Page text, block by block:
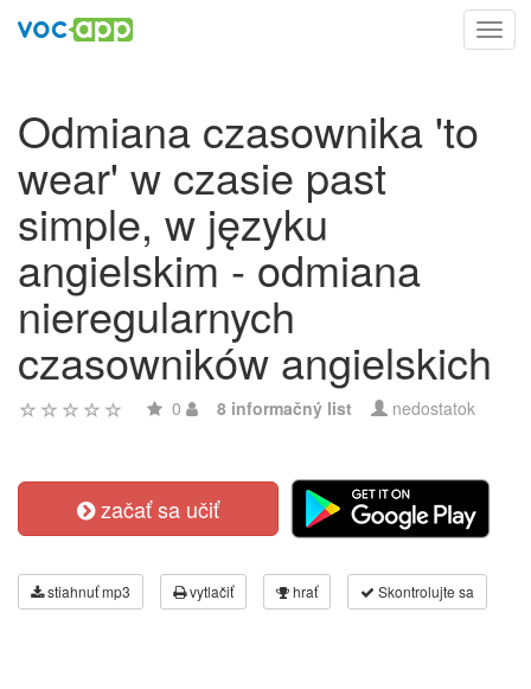
Odmiana czasownika 'to
wear' w czasie past
simple, w języku
angielskim - odmiana
nieregularnych
czasowników angielskich
0 8 informačný list nedostatok
začať sa učiť
stiahnuť mp3 vytlačiť hrať Skontrolujte sa